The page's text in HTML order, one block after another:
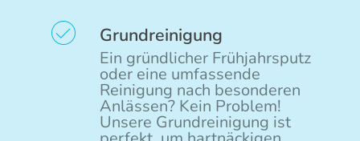
Grundreinigung
Ein gründlicher Frühjahrsputz
oder eine umfassende
Reinigung nach besonderen
Anlässen? Kein Problem!
Unsere Grundreinigung ist